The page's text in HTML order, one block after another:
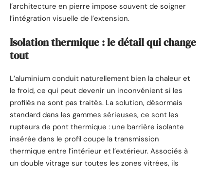
l’architecture en pierre impose souvent de soigner
l’intégration visuelle de l’extension.
Isolation thermique : le détail qui change
tout
L’aluminium conduit naturellement bien la chaleur et
le froid, ce qui peut devenir un inconvénient si les
profilés ne sont pas traités. La solution, désormais
standard dans les gammes sérieuses, ce sont les
rupteurs de pont thermique : une barrière isolante
insérée dans le profil coupe la transmission
thermique entre l’intérieur et l’extérieur. Associés à
un double vitrage sur toutes les zones vitrées, ils